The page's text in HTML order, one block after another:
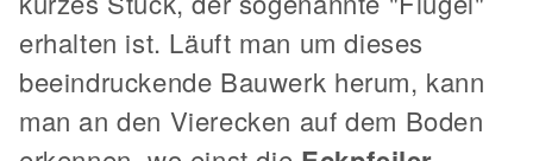
erhalten ist. Läuft man um dieses
beeindruckende Bauwerk herum, kann
man an den Vierecken auf dem Boden